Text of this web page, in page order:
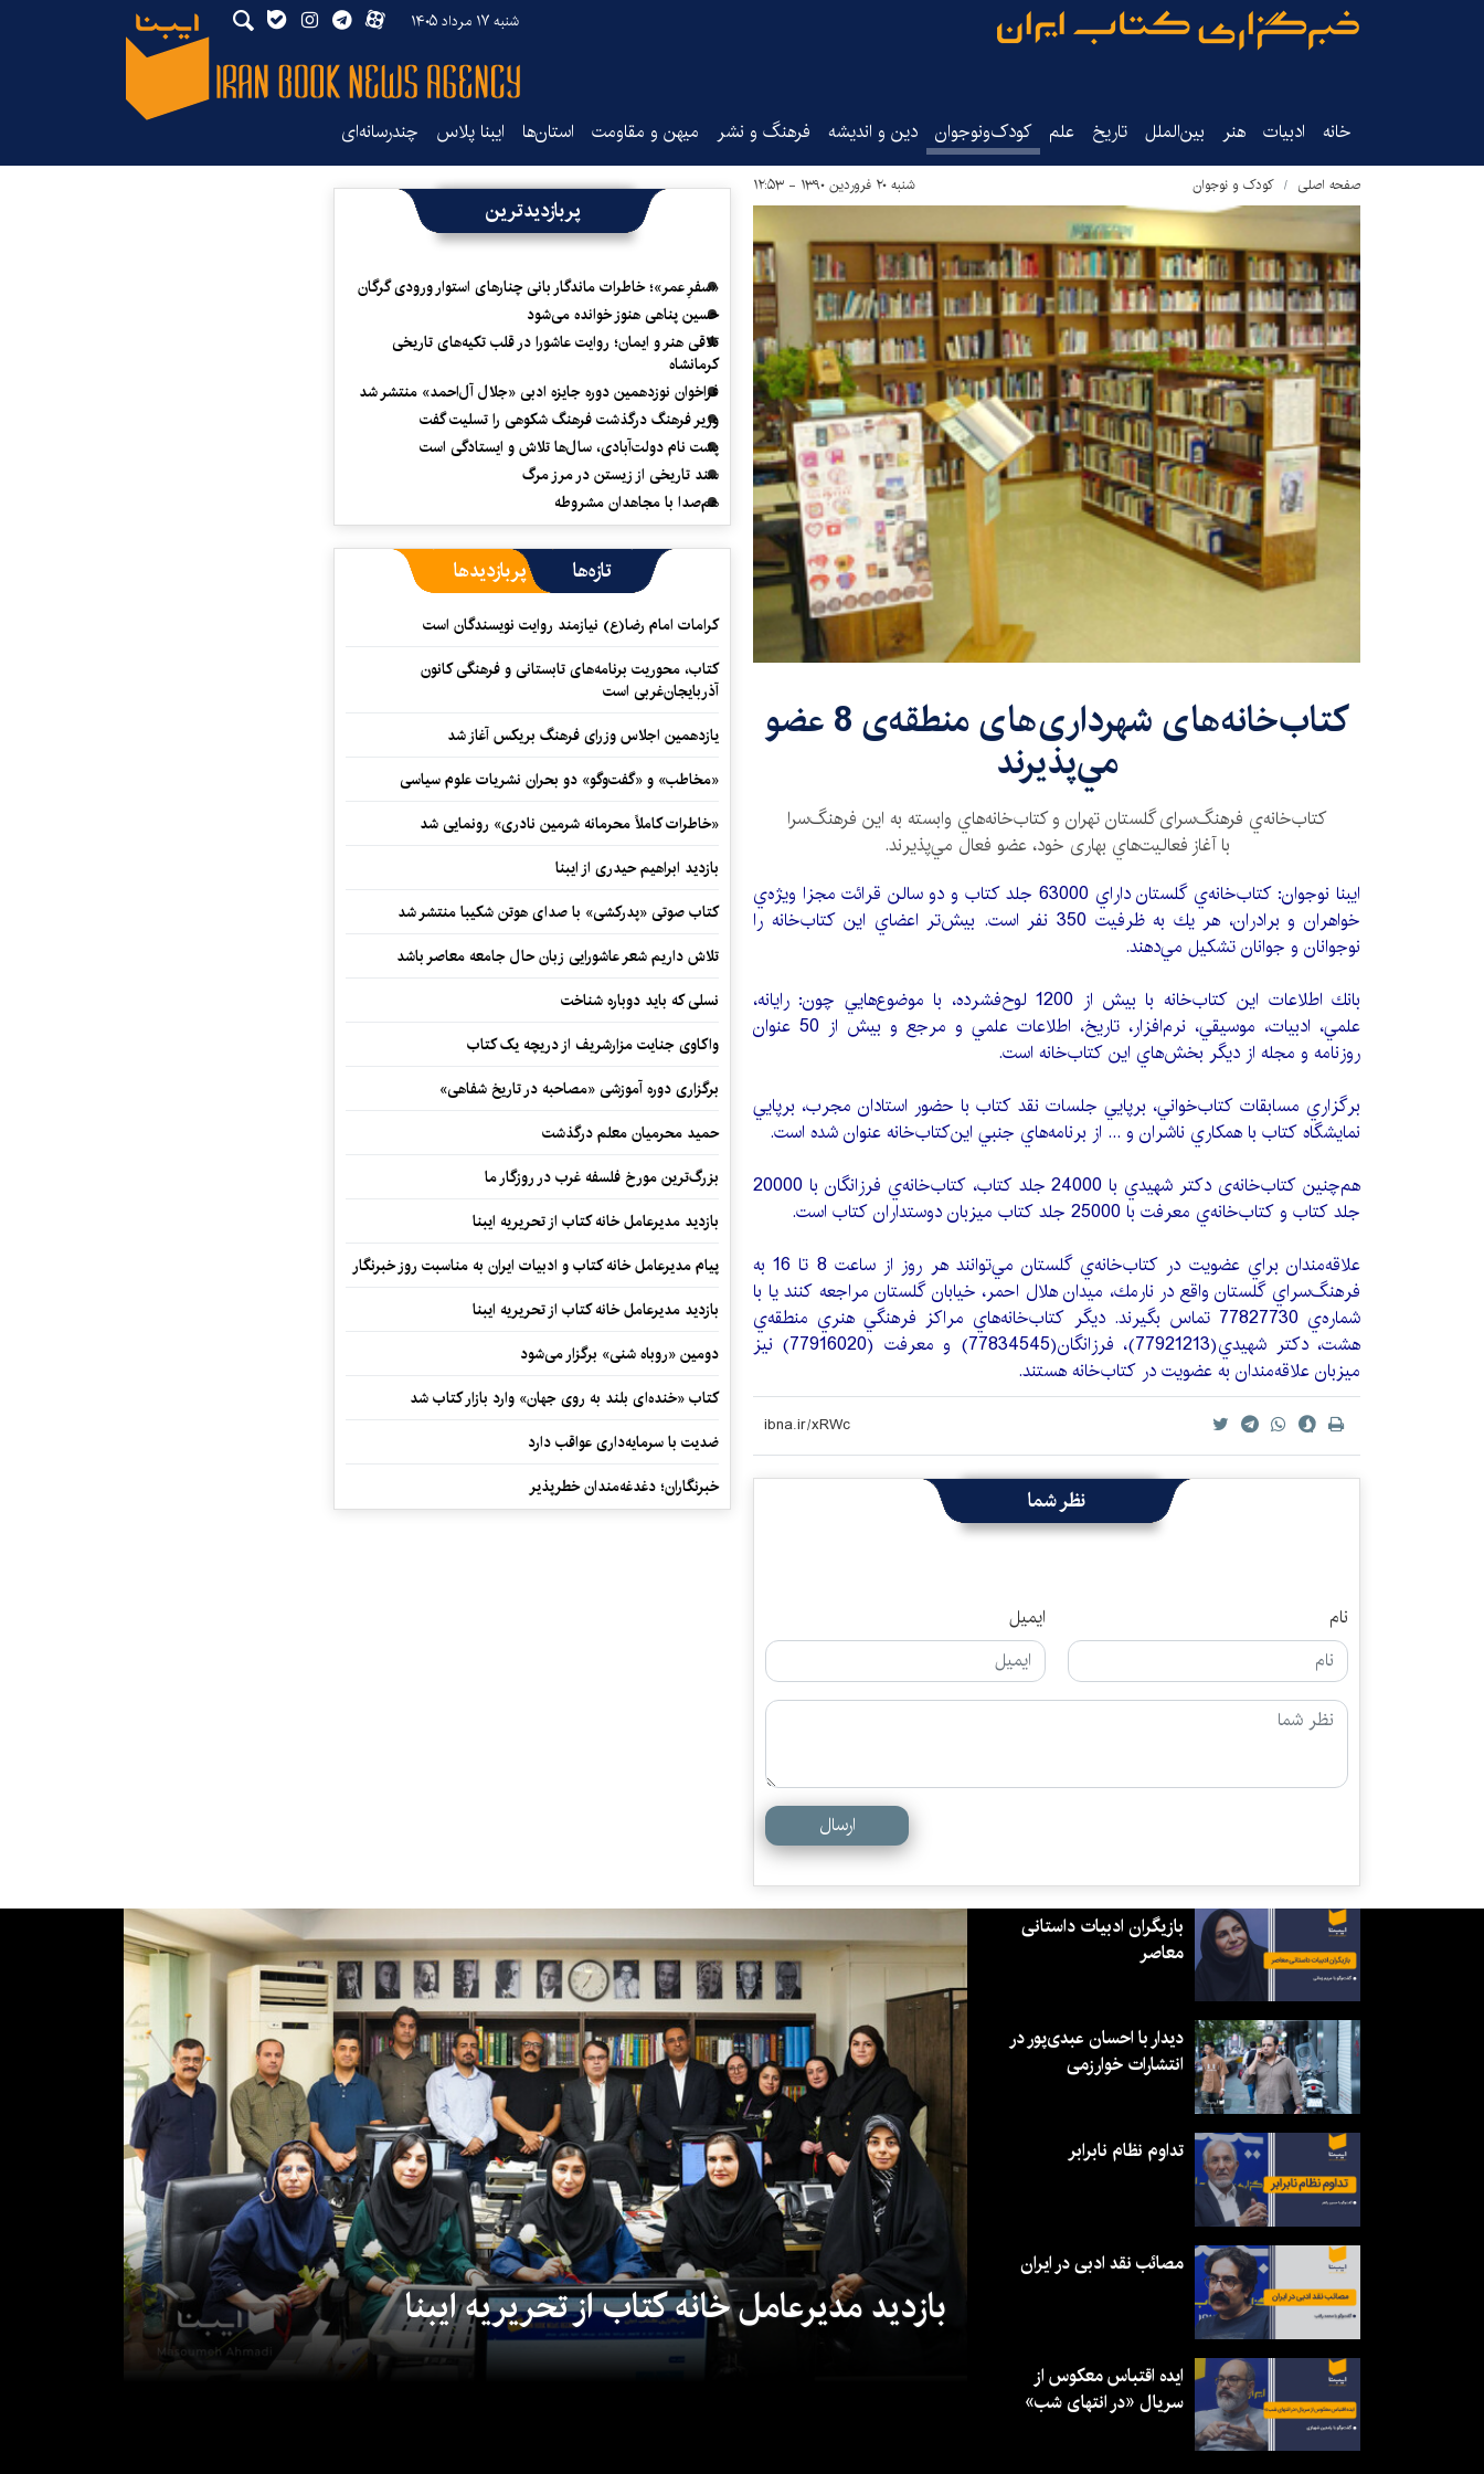
شنبه ۱۷ مرداد ۱۴۰۵
خانه ادبیات هنر بین‌الملل تاریخ‌ علم کودک‌ونوجوان دین و اندیشه فرهنگ و نشر میهن و مقاومت استان‌ها ایبنا پلاس چندرسانه‌ای
صفحه اصلی کودک و نوجوان شنبه ۲۰ فروردین ۱۳۹۰ - ۱۲:۵۳
كتاب‌خانه‌های شهرداری‌های منطقه‌ی 8 عضو
مي‌پذيرند
کتاب‌خانه‌ي فرهنگ‌سرای گلستان تهران و كتاب‌خانه‌هاي وابسته به اين فرهنگ‌سرا
با آغاز فعاليت‌هاي بهاری خود، عضو فعال مي‌پذيرند.
ايبنا نوجوان: كتاب‌خانه‌ي گلستان داراي 63000 جلد كتاب و دو سالن قرائت مجزا ويژه‌ي
خواهران و برادران، هر يك به ظرفيت 350 نفر است. بيش‌تر اعضاي اين كتاب‌خانه را
نوجوانان و جوانان تشكيل مي‌دهند.
بانك اطلاعات اين كتاب‌خانه با بيش از 1200 لوح‌فشرده، با موضوع‌هايي چون: رايانه،
علمي، ادبيات، موسيقي، نرم‌افزار، تاريخ، اطلاعات علمي و مرجع و بيش از 50 عنوان
روزنامه و مجله از ديگر بخش‌هاي اين كتاب‌خانه است.
برگزاري مسابقات كتاب‌خواني، برپايي ‌جلسات نقد كتاب ‌با حضور استادان مجرب، برپايي
نمايشگاه كتاب با همكاري ناشران و ... از برنامه‌هاي جنبي اين‌كتاب‌خانه عنوان شده است.
هم‌چنين كتاب‌خانه‌ی دكتر شهيدي با 24000 جلد كتاب‌، كتاب‌خانه‌ي فرزانگان با 20000
جلد كتاب‌ و كتاب‌خانه‌ي معرفت با 25000 جلد كتاب میزبان دوستداران كتاب است.
علاقه‌مندان براي عضويت در كتاب‌خانه‌ي گلستان‌ مي‌‌توانند هر روز از ساعت 8 تا 16 به
فرهنگ‌سراي گلستان واقع در نارمك، ميدان هلال احمر، خيابان گلستان مراجعه كنند يا با
شماره‌ي 77827730 تماس بگیرند. ديگر كتاب‌خانه‌هاي مراكز فرهنگي هنري منطقه‌ي
‌هشت، دكتر شهيدي(77921213)، فرزانگان(77834545) و معرفت (77916020) نيز
ميزبان علاقه‌مندان به عضويت در كتاب‌خانه هستند.
نظر شما
نام ایمیل
ارسال
پربازدیدترین
«سفرِ عمر»؛ خاطرات ماندگار بانی چنارهای استوار ورودی گرگان
حسین پناهی هنوز خوانده می‌شود
تلاقی هنر و ایمان؛ روایت عاشورا در قلب تکیه‌های تاریخی
کرمانشاه
فراخوان نوزدهمین دوره جایزه ادبی «جلال آل‌احمد» منتشر شد
وزیر فرهنگ درگذشت فرهنگ شکوهی را تسلیت گفت
پشت نام دولت‌آبادی، سال‌ها تلاش و ایستادگی است
سند تاریخی از زیستن در مرز مرگ
هم‌صدا با مجاهدان مشروطه
تازه‌ها پربازدیدها
کرامات امام رضا(ع) نیازمند روایت نویسندگان است
کتاب، محوریت برنامه‌های تابستانی و فرهنگی کانون
آذربایجان‌غربی است
یازدهمین اجلاس وزرای فرهنگ بریکس آغاز شد
«مخاطب» و «گفت‌وگو» دو بحران نشریات علوم سیاسی
«خاطرات کاملاً محرمانه شرمین نادری» رونمایی شد
بازدید ابراهیم حیدری از ایبنا
کتاب صوتی «پدرکشی» با صدای هوتن شکیبا منتشر شد
تلاش داریم شعر عاشورایی زبان حال جامعه معاصر باشد
نسلی که باید دوباره شناخت
واکاوی جنایت مزارشریف از دریچه یک کتاب
برگزاری دوره آموزشی «مصاحبه در تاریخ شفاهی»
حمید محرمیان معلم درگذشت
بزرگ‌ترین مورخ فلسفه غرب در روزگار ما
بازدید مدیرعامل خانه کتاب از تحریریه ایبنا
پیام مدیرعامل خانه کتاب و ادبیات ایران به مناسبت روز خبرنگار
بازدید مدیرعامل خانه کتاب از تحریریه ایبنا
دومین «روباه شنی» برگزار می‌شود
کتاب «خنده‌ای بلند به روی جهان» وارد بازار کتاب شد
ضدیت با سرمایه‌داری عواقب دارد
خبرنگاران؛ دغدغه‌مندان خطرپذیر
بازدید مدیرعامل خانه کتاب از تحریریه ایبنا
بازیگران ادبیات داستانی
معاصر
دیدار با احسان عبدی‌پور در
انتشارات خوارزمی
تداوم نظام نابرابر
مصائب نقد ادبی در ایران
ایده اقتباس معکوس از
سریال «در انتهای شب»